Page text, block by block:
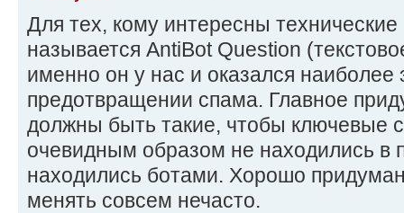
Для тех, кому интересны
называется AntiBot Question
именно он у нас и оказался
предотвращении спама. Главное
должны быть такие, чтобы ключевые
очевидным образом не находились в
находились ботами. Хорошо
менять совсем нечасто.